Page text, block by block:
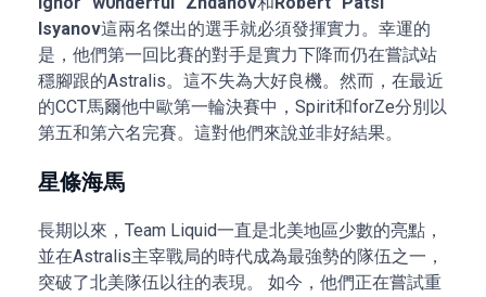
Isyanov這兩名傑出的選手就必須發揮實力。幸運的
是，他們第一回比賽的對手是實力下降而仍在嘗試站
穩腳跟的Astralis。這不失為大好良機。然而，在最近
的CCT馬爾他中歐第一輪決賽中，Spirit和forZe分別以
第五和第六名完賽。這對他們來說並非好結果。
星條海馬
長期以來，Team Liquid一直是北美地區少數的亮點，
並在Astralis主宰戰局的時代成為最強勢的隊伍之一，
突破了北美隊伍以往的表現。 如今，他們正在嘗試重